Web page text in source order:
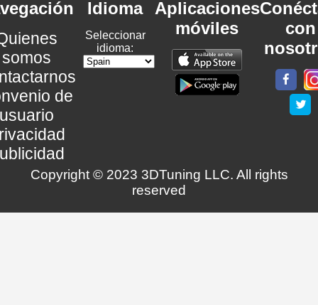
somos
de
Idioma
Seleccionar
idioma:
Aplicaciones
móviles
con
Copyright © 2023 3DTuning LLC. All rights
reserved